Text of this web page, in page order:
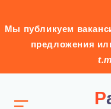
Мы публикуем
предложения
Работа в